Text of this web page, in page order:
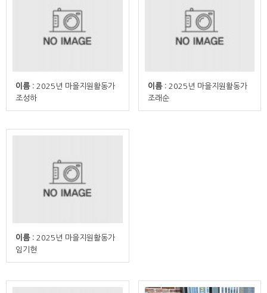
이름 : 2025년 마을지원활동가
조성하
이름 : 2025년 마을지원활동가
조래순
이름 : 2025년 마을지원활동가
임기현